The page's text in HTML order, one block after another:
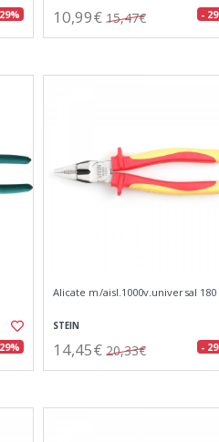
10,99€ 15,47€ -
Alicate m/aisl.1000v.universal 180
STEIN
14,45€ 20,33€ -